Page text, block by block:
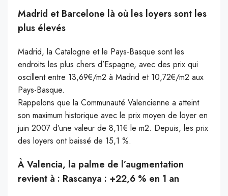
Madrid et Barcelone là où les loyers sont les
plus élevés
Madrid, la Catalogne et le Pays-Basque sont les
endroits les plus chers d’Espagne, avec des prix qui
oscillent entre 13,69€/m2 à Madrid et 10,72€/m2 aux
Pays-Basque.
Rappelons que la Communauté Valencienne a atteint
son maximum historique avec le prix moyen de loyer en
juin 2007 d’une valeur de 8,11€ le m2. Depuis, les prix
des loyers ont baissé de 15,1 %.
À Valencia, la palme de l’augmentation
revient à : Rascanya : +22,6 % en 1 an